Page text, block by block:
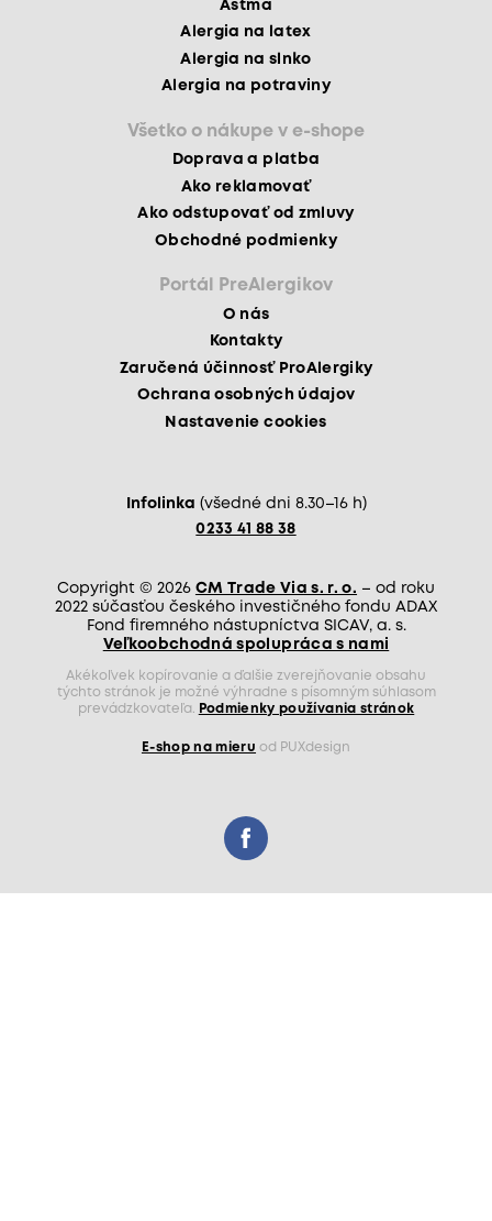
Astma
Alergia na latex
Alergia na slnko
Alergia na potraviny
Všetko o nákupe v e-shope
Doprava a platba
Ako reklamovať
Ako odstupovať od zmluvy
Obchodné podmienky
Portál PreAlergikov
O nás
Kontakty
Zaručená účinnosť ProAlergiky
Ochrana osobných údajov
Nastavenie cookies
Infolinka (všedné dni 8.30–16 h)
0233 41 88 38
Copyright © 2026 CM Trade Via s. r. o. – od roku
2022 súčasťou českého investičného fondu ADAX
Fond firemného nástupníctva SICAV, a. s.
Veľkoobchodná spolupráca s nami
Akékoľvek kopírovanie a ďalšie zverejňovanie obsahu
týchto stránok je možné výhradne s písomným súhlasom
prevádzkovateľa.
Podmienky používania stránok
E-shop na mieru od PUXdesign